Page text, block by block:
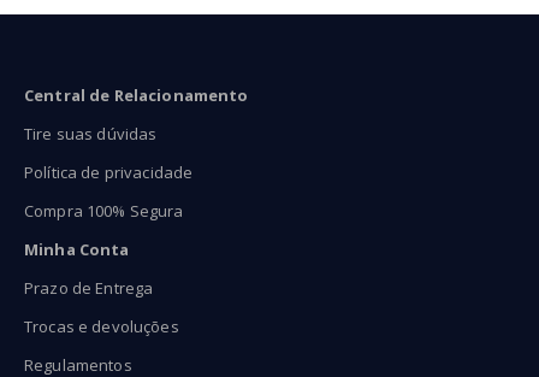
Central de Relacionamento
Tire suas dúvidas
Política de privacidade
Compra 100% Segura
Minha Conta
Prazo de Entrega
Trocas e devoluções
Regulamentos